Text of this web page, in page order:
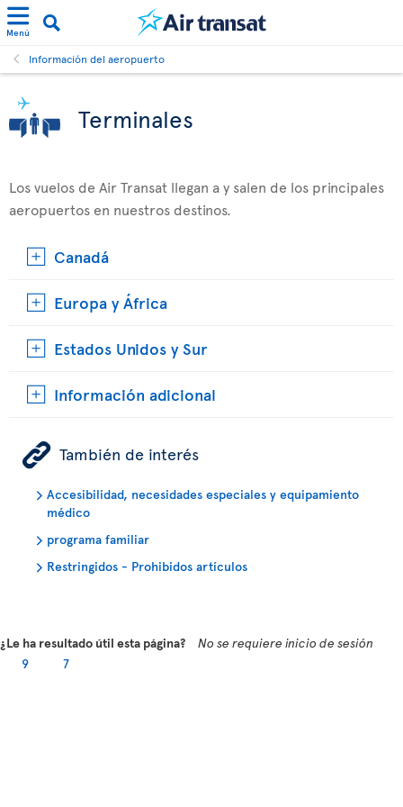
Menú
Información del aeropuerto
Terminales
Los vuelos de Air Transat llegan a y salen de los principales
aeropuertos en nuestros destinos.
Canadá
Europa y África
Estados Unidos y Sur
Información adicional
ÿ También de interés
Accesibilidad, necesidades especiales y equipamiento
médico
programa familiar
Restringidos - Prohibidos artículos
¿Le ha resultado útil esta página?
No se requiere inicio de sesión
9
7